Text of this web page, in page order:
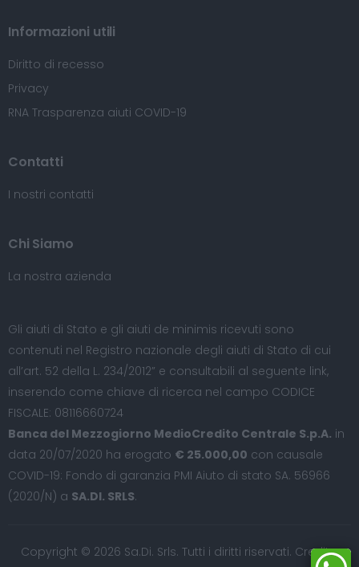
Informazioni utili
Diritto di recesso
Privacy
RNA Trasparenza aiuti COVID-19
Contatti
I nostri contatti
Chi Siamo
La nostra azienda
Gli aiuti di Stato e gli aiuti de minimis ricevuti sono
contenuti nel Registro nazionale degli aiuti di Stato di cui
all’art. 52 della L. 234/2012” e consultabili al seguente link,
inserendo come chiave di ricerca nel campo CODICE
FISCALE: 08116660724
Banca del Mezzogiorno MedioCredito Centrale S.p.A. in
data 20/07/2020 ha erogato € 25.000,00 con causale
COVID-19: Fondo di garanzia PMI Aiuto di stato SA. 56966
(2020/N) a SA.DI. SRLS.
Copyright © 2026 Sa.Di. Srls. Tutti i diritti riservati. Credits: